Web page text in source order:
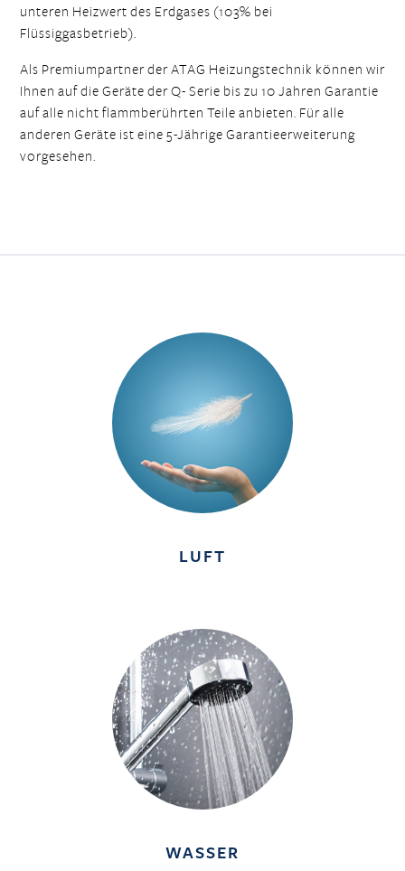
unteren Heizwert des Erdgases (103% bei
Flüssiggasbetrieb).
Als Premiumpartner der ATAG Heizungstechnik können wir
Ihnen auf die Geräte der Q- Serie bis zu 10 Jahren Garantie
auf alle nicht flammberührten Teile anbieten. Für alle
anderen Geräte ist eine 5-Jährige Garantieerweiterung
vorgesehen.
LUFT
WASSER